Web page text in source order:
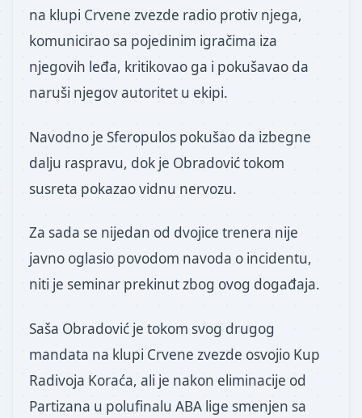
na klupi Crvene zvezde radio protiv njega,
komunicirao sa pojedinim igračima iza
njegovih leđa, kritikovao ga i pokušavao da
naruši njegov autoritet u ekipi.
Navodno je Sferopulos pokušao da izbegne
dalju raspravu, dok je Obradović tokom
susreta pokazao vidnu nervozu.
Za sada se nijedan od dvojice trenera nije
javno oglasio povodom navoda o incidentu,
niti je seminar prekinut zbog ovog događaja.
Saša Obradović je tokom svog drugog
mandata na klupi Crvene zvezde osvojio Kup
Radivoja Koraća, ali je nakon eliminacije od
Partizana u polufinalu ABA lige smenjen sa